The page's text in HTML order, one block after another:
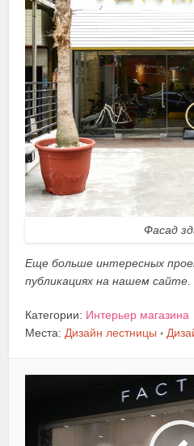
Фасад
Еще больше интересных
публикациях на нашем сайте.
Категории: Интерьер магазина
Места: Дизайн лестницы •